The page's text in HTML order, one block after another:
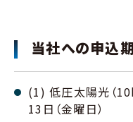
当社への申込
(1) 低圧太陽光（
13日（金曜日）